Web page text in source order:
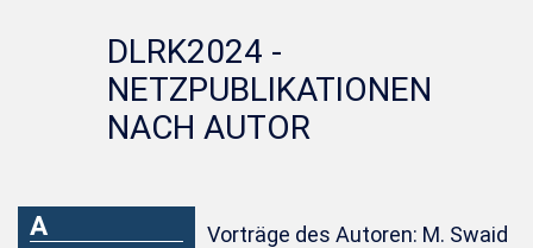
DLRK2024 -
NETZPUBLIKATIONEN
NACH AUTOR
A Vorträge des Autoren: M. Swaid